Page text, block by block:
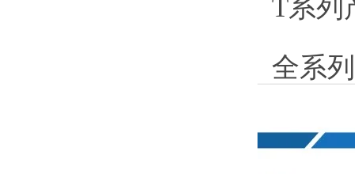
T系列
全系